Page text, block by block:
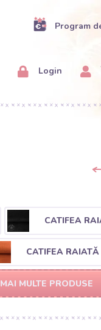
Program
Login
CATIFEA
CATIFEA
MAI MULTE PRODUSE